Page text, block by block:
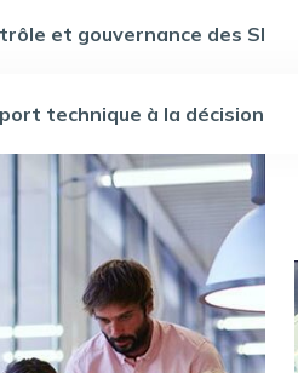
et gouvernance des SI
technique à la décision